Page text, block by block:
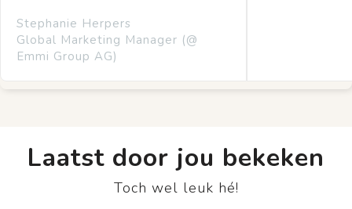
Stephanie Herpers
Global Marketing Manager (@
Emmi Group AG)
Laatst door jou bekeken
Toch wel leuk hé!